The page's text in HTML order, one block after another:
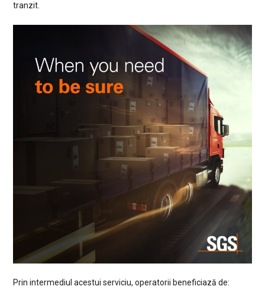
tranzit.
Prin intermediul acestui serviciu, operatorii beneficiază de: